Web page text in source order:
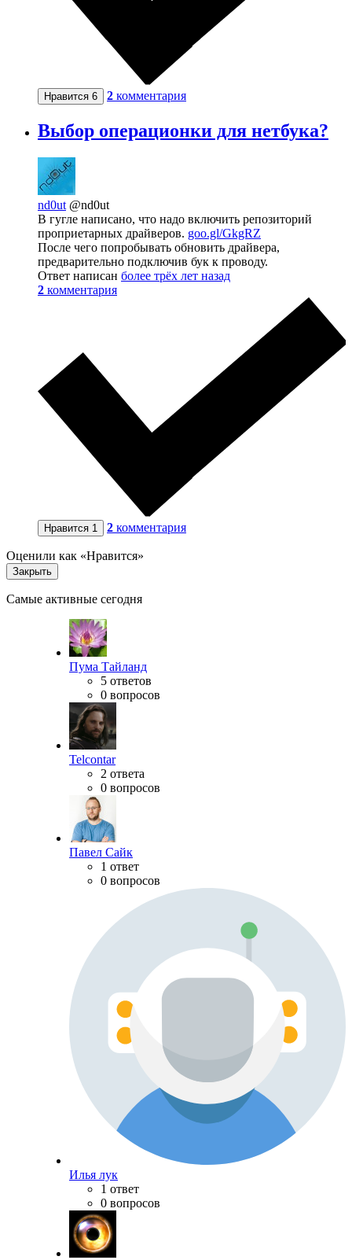
Нравится 6 2 комментария
Выбор операционки для нетбука?
nd0ut @nd0ut
В гугле написано, что надо включить репозиторий
проприетарных драйверов. goo.gl/GkgRZ
После чего попробывать обновить драйвера,
предварительно подключив бук к проводу.
Ответ написан более трёх лет назад
2 комментария
Нравится 1 2 комментария
Оценили как «Нравится»
Закрыть
Самые активные сегодня
Пума Тайланд
5 ответов
0 вопросов
Telcontar
2 ответа
0 вопросов
Павел Сайк
1 ответ
0 вопросов
Илья лук
1 ответ
0 вопросов